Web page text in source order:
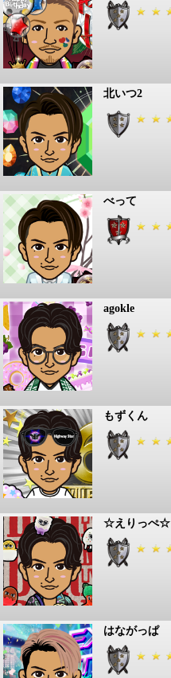
北いつ2
べって
agokle
もずくん
☆えりっぺ☆
はながっぱ